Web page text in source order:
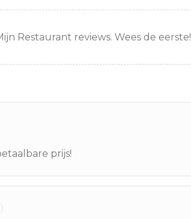
Restaurant reviews. Wees de eerste!
prijs!